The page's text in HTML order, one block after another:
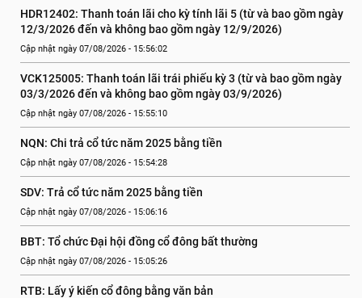
HDR12402: Thanh toán lãi cho kỳ tính lãi 5 (từ và bao gồm ngày
12/3/2026 đến và không bao gồm ngày 12/9/2026)
Cập nhật ngày 07/08/2026 - 15:56:02
VCK125005: Thanh toán lãi trái phiếu kỳ 3 (từ và bao gồm ngày
03/3/2026 đến và không bao gồm ngày 03/9/2026)
Cập nhật ngày 07/08/2026 - 15:55:10
NQN: Chi trả cổ tức năm 2025 bằng tiền
Cập nhật ngày 07/08/2026 - 15:54:28
SDV: Trả cổ tức năm 2025 bằng tiền
Cập nhật ngày 07/08/2026 - 15:06:16
BBT: Tổ chức Đại hội đồng cổ đông bất thường
Cập nhật ngày 07/08/2026 - 15:05:26
RTB: Lấy ý kiến cổ đông bằng văn bản